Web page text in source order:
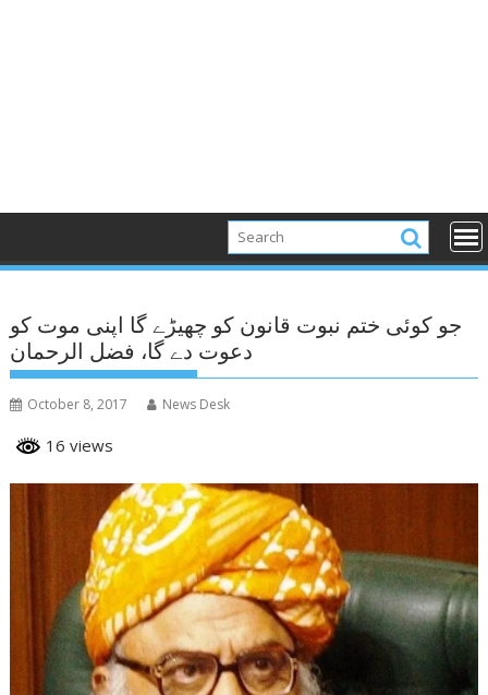
جو کوئی ختم نبوت قانون کو چھیڑے گا اپنی موت کو
دعوت دے گا، فضل الرحمان
October 8, 2017 News Desk
16 views